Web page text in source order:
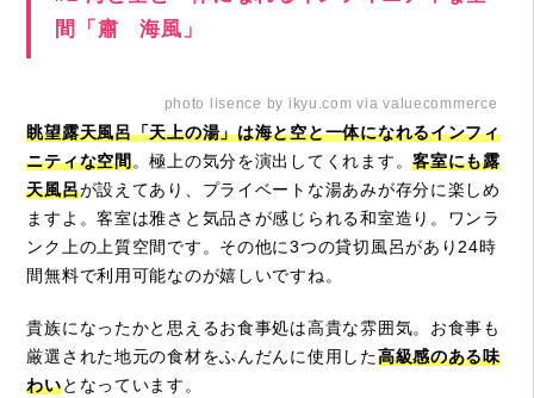
間「肅 海風」
photo lisence by ikyu.com via valuecommerce
眺望露天風呂「天上の湯」は海と空と一体になれるインフィ
ニティな空間。極上の気分を演出してくれます。客室にも露
天風呂が設えてあり、プライベートな湯あみが存分に楽しめ
ますよ。客室は雅さと気品さが感じられる和室造り。ワンラ
ンク上の上質空間です。その他に3つの貸切風呂があり24時
間無料で利用可能なのが嬉しいですね。
貴族になったかと思えるお食事処は高貴な雰囲気。お食事も
厳選された地元の食材をふんだんに使用した高級感のある味
わいとなっています。